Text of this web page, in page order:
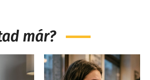
már?